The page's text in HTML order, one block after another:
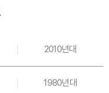
2010년대
1980년대